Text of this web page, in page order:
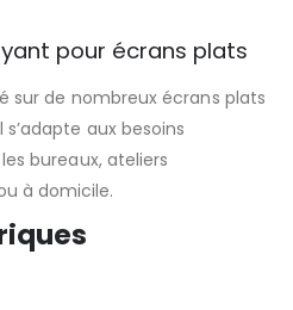
pour écrans plats
sur de nombreux écrans plats
aux besoins
bureaux, ateliers
à domicile.